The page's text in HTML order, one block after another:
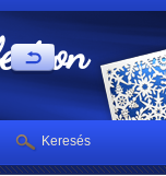
Keresés